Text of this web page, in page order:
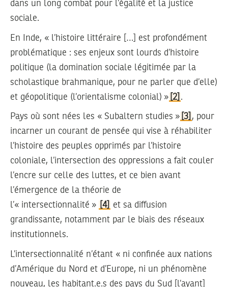
dans un long combat pour l’égalité et la justice
sociale.
En Inde, « l’histoire littéraire […] est profondément
problématique : ses enjeux sont lourds d’histoire
politique (la domination sociale légitimée par la
scholastique brahmanique, pour ne parler que d’elle)
et géopolitique (l’orientalisme colonial) » [2] .
Pays où sont nées les « Subaltern studies » [3] , pour
incarner un courant de pensée qui vise à réhabiliter
l’histoire des peuples opprimés par l’histoire
coloniale, l’intersection des oppressions a fait couler
l’encre sur celle des luttes, et ce bien avant
l’émergence de la théorie de
l’« intersectionnalité »
[4]
et sa diffusion
grandissante, notamment par le biais des réseaux
institutionnels.
L’intersectionnalité n’étant « ni confinée aux nations
d’Amérique du Nord et d’Europe, ni un phénomène
nouveau, les habitant.e.s des pays du Sud [l’ayant]